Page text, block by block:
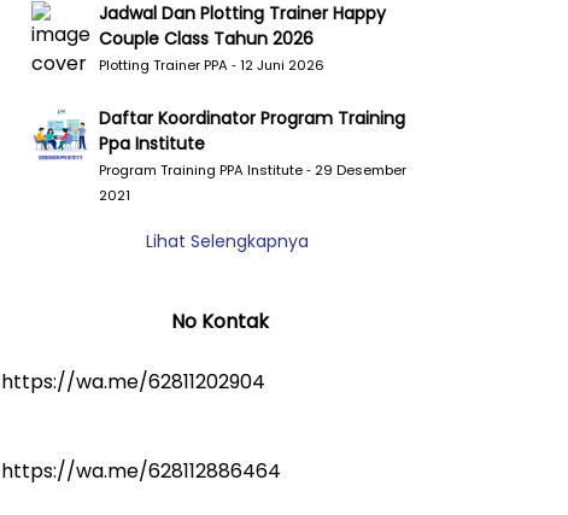
No Kontak
https://wa.me/62811202904
https://wa.me/628112886464
Jadwal Dan Plotting Trainer Happy
Couple Class Tahun 2026
Plotting Trainer PPA ‐ 12 Juni 2026
Daftar Koordinator Program Training
Ppa Institute
Program Training PPA Institute ‐ 29 Desember
2021
Lihat Selengkapnya